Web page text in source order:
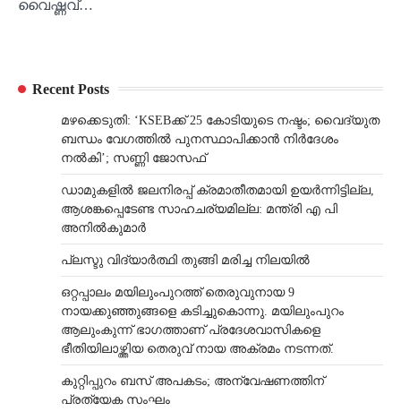
വൈഷ്ണവ്…
Recent Posts
മഴക്കെടുതി: ‘KSEBക്ക് 25 കോടിയുടെ നഷ്ടം; വൈദ്യുത
ബന്ധം വേഗത്തിൽ പുനസ്ഥാപിക്കാൻ നിർ​ദേശം
നൽകി’; സണ്ണി ജോസഫ്
ഡാമുകളില്‍ ജലനിരപ്പ് ക്രമാതീതമായി ഉയര്‍ന്നിട്ടില്ല,
ആശങ്കപ്പെടേണ്ട സാഹചര്യമില്ല: മന്ത്രി എ പി
അനില്‍കുമാര്‍
പ്ലസ്ടു വിദ്യാർത്ഥി തുങ്ങി മരിച്ച നിലയിൽ
ഒറ്റപ്പാലം മയിലുംപുറത്ത് തെരുവുനായ 9
നായക്കുഞ്ഞുങ്ങളെ കടിച്ചുകൊന്നു. മയിലുംപുറം
ആലുംകുന്ന് ഭാഗത്താണ് പ്രദേശവാസികളെ
ഭീതിയിലാഴ്ത്തിയ തെരുവ് നായ അക്രമം നടന്നത്.
കുറ്റിപ്പുറം ബസ് അപകടം; അന്വേഷണത്തിന്
പ്രത്യേക സംഘം